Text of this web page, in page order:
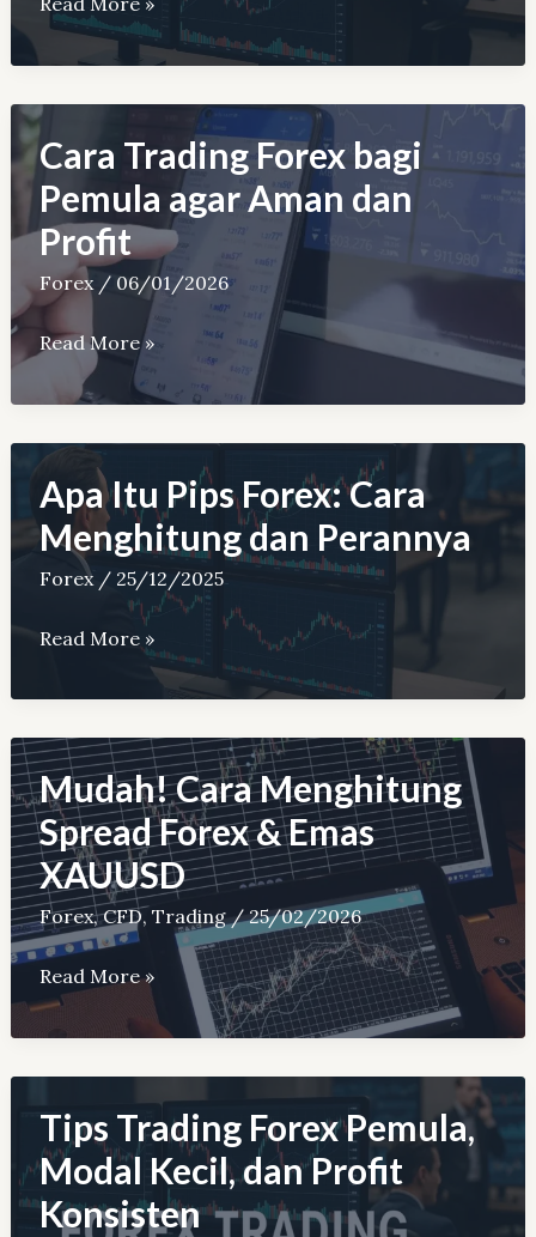
Trading
Forex
Harian:
Strategi
dan
Risiko
Cara Trading Forex bagi
Pemula agar Aman dan
Profit
Forex/ 06/01/2026
Cara
Trading
Forex
bagi
Pemula
agar
Aman
dan
Read More »
Apa Itu Pips Forex: Cara
Menghitung dan Perannya
Forex/ 25/12/2025
Apa
Pips
Forex:
Cara
Menghitung
dan
Perannya
Read More »
Mudah! Cara Menghitung
Spread Forex & Emas
XAUUSD
Forex,CFD, Trading/25/02/2026
Mudah!
Cara
Menghitung
Spread
Forex
&
Emas
XAUUSD
Read More »
Tips Trading Forex Pemula,
Modal Kecil, dan Profit
Konsisten